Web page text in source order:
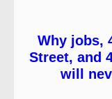
Why jobs,
Street, and
will